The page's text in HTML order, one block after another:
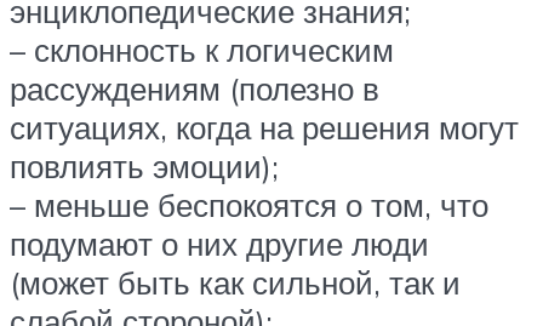
энциклопедические знания;
– склонность к логическим
рассуждениям (полезно в
ситуациях, когда на решения могут
повлиять эмоции);
– меньше беспокоятся о том, что
подумают о них другие люди
(может быть как сильной, так и